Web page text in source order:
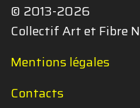
© 2013-2026
Collectif Art et Fibre
Mentions légales
Contacts